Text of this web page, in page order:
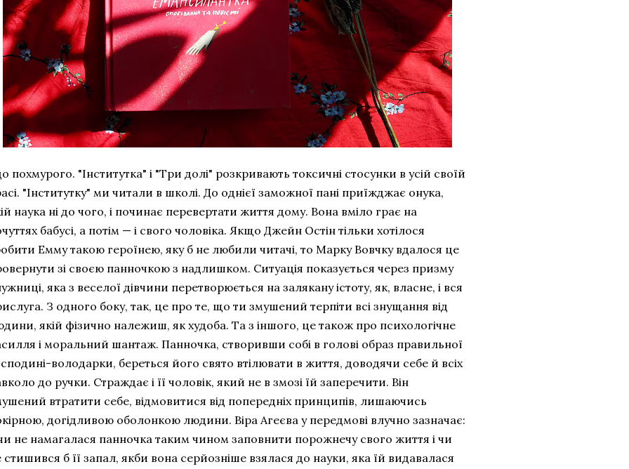
похмурого. "Інститутка" і "Три долі" розкривають токсичні стосунки в усій своїй
"Інститутку" ми читали в школі. До однієї заможної пані приїжджає онука,
наука ні до чого, і починає перевертати життя дому. Вона вміло грає на
бабусі, а потім — і свого чоловіка. Якщо Джейн Остін тільки хотілося
Емму такою героїнею, яку б не любили читачі, то Марку Вовчку вдалося це
зі своєю панночкою з надлишком. Ситуація показується через призму
яка з веселої дівчини перетворюється на залякану істоту, як, власне, і вся
З одного боку, так, це про те, що ти змушений терпіти всі знущання від
якій фізично належиш, як худоба. Та з іншого, це також про психологічне
і моральний шантаж. Панночка, створивши собі в голові образ правильної
володарки, береться його свято втілювати в життя, доводячи себе й всіх
до ручки. Страждає і її чоловік, який не в змозі їй заперечити. Він
втратити себе, відмовитися від попередніх принципів, лишаючись
догідливою оболонкою людини. Віра Агеєва у передмові влучно зазначає:
не намагалася панночка таким чином заповнити порожнечу свого життя і чи
стишився б її запал, якби вона серйозніше взялася до науки, яка їй видавалася